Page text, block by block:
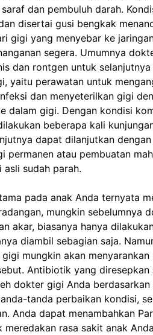
dan pembuluh darah.
disertai gusi bengkak
gigi yang menyebar ke
segera. Umumnya
dan rontgen untuk
yaitu perawatan untuk
dan menyeterilkan gigi
dalam gigi. Dengan kondisi
beberapa kali
dapat dilanjutkan
permanen atau pembuatan
sudah parah.
pada anak Anda ternyata
mungkin sebelumnya
akar, biasanya hanya
diambil sebagian saja.
mungkin akan
Antibiotik yang diresepkan
dokter gigi Anda
tanda perbaikan kondisi,
Anda dapat menambahkan
rasa sakit anak